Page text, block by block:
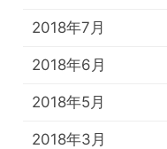
2018年7月
2018年6月
2018年5月
2018年3月